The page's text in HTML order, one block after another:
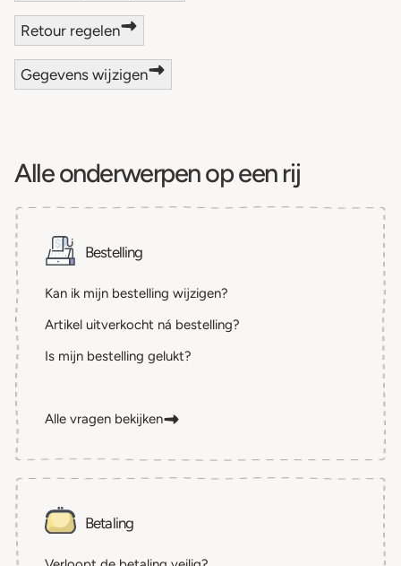
Retour regelen
Gegevens wijzigen
Alle onderwerpen op een rij
Bestelling
Kan ik mijn bestelling wijzigen?
Artikel uitverkocht ná bestelling?
Is mijn bestelling gelukt?
Alle vragen bekijken
Betaling